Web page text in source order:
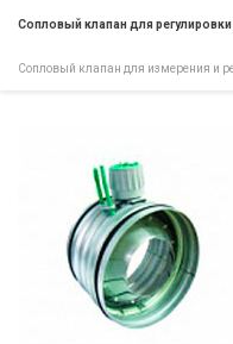
Сопловый клапан для регулировки
Сопловый клапан для измерения и